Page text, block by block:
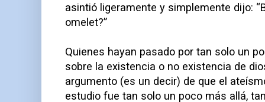
asintió ligeramente y simplemente dijo:
omelet?”
Quienes hayan pasado por tan solo un
sobre la existencia o no existencia de
argumento (es un decir) de que el
estudio fue tan solo un poco más allá,